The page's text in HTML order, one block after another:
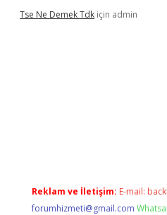
Tse Ne Demek Tdk için admin
Reklam ve İletişim: E-mail:
forumhizmeti@gmail.com